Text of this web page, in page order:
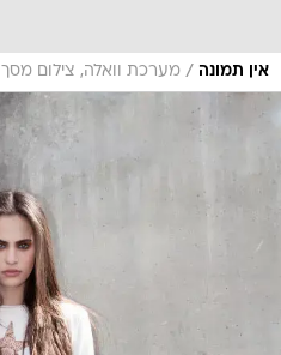
אין תמונה / מערכת וואלה, צילום מסך